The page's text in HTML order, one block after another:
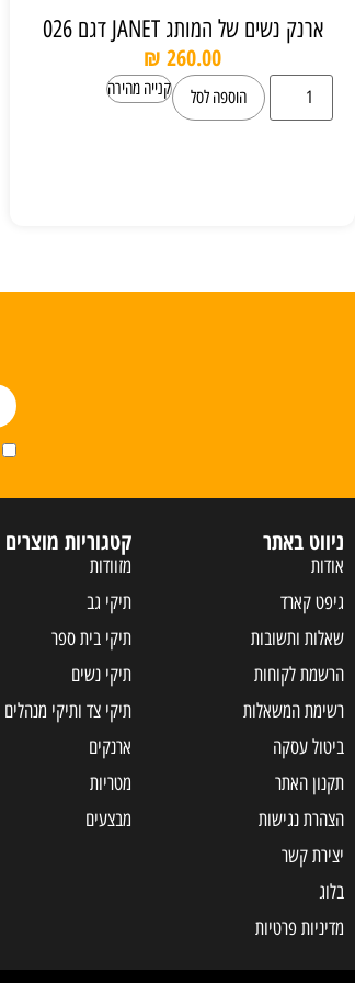
ארנק נשים של המותג JANET דגם 026
₪ 260.00
הוספה לסל קנייה מהירה
ניווט באתר
אודות
גיפט קארד
שאלות ותשובות
הרשמת לקוחות
רשימת המשאלות
ביטול עסקה
תקנון האתר
הצהרת נגישות
יצירת קשר
בלוג
מדיניות פרטיות
קטגוריות מוצרים
מזוודות
תיקי גב
תיקי בית ספר
תיקי נשים
תיקי צד ותיקי מנהלים
ארנקים
מטריות
מבצעים